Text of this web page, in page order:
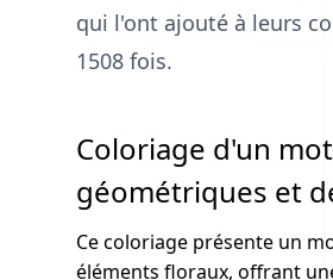
qui l'ont ajouté à leurs
1508 fois.
Coloriage d'un
géométriques et
Ce coloriage présente un
éléments floraux, offrant